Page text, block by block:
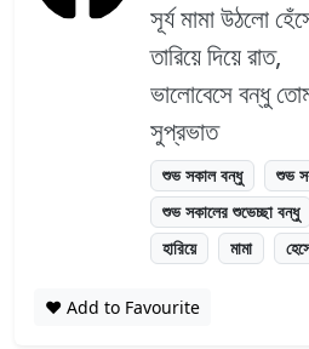
সূর্য মামা উঠলো
তারিয়ে দিয়ে রাত,
ভালোবেসে বন্ধু
সুপ্রভাত
শুভ সকাল বন্ধু
শুভ
শুভ সকালের শুভেচ্ছা বন্ধু
হারিয়ে
মামা
❤️ Add to Favourite